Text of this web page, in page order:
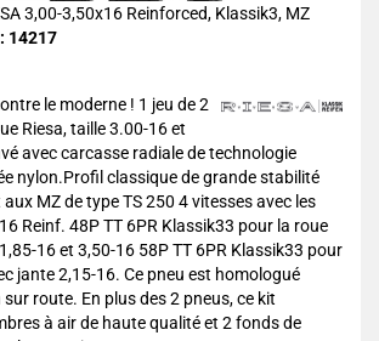
3,00-3,50x16 Reinforced, Klassik3, MZ
14217
le moderne ! 1 jeu de 2
Riesa, taille 3.00-16 et
avec carcasse radiale de technologie
nylon.Profil classique de grande stabilité
MZ de type TS 250 4 vitesses avec les
Reinf. 48P TT 6PR Klassik33 pour la roue
16 et 3,50-16 58P TT 6PR Klassik33 pour
jante 2,15-16. Ce pneu est homologué
route. En plus des 2 pneus, ce kit
à air de haute qualité et 2 fonds de